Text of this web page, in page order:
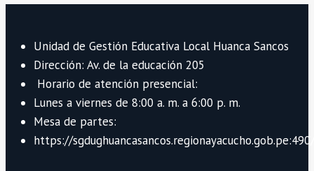
Unidad de Gestión Educativa Local Huanca Sancos
Dirección: Av. de la educación 205
Horario de atención presencial:
Lunes a viernes de 8:00 a. m. a 6:00 p. m.
Mesa de partes:
https://